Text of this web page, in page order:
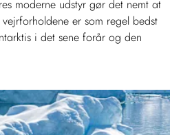
moderne udstyr gør det nemt at
er som regel bedst
i det sene forår og den